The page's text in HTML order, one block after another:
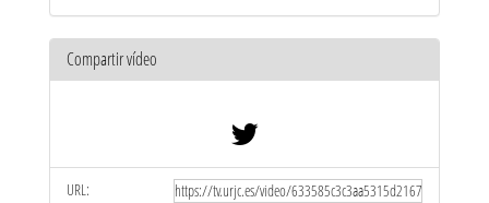
Compartir vídeo
URL: